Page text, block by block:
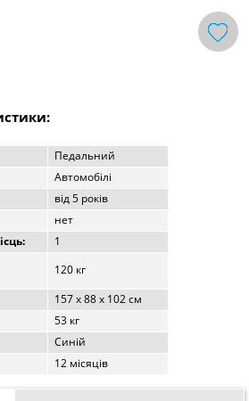
Педальний
Автомобілі
від 5 років
нет
1
120 кг
157 х 88 х 102 см
53 кг
Синій
12 місяців